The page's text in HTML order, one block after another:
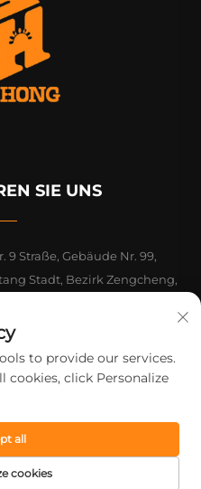
SIE UNS
9 Straße, Gebäude Nr. 99,
Stadt, Bezirk Zengcheng,
Printing Co., Ltd. Alle
to provide our services.
cookies, click Personalize
cookies
all